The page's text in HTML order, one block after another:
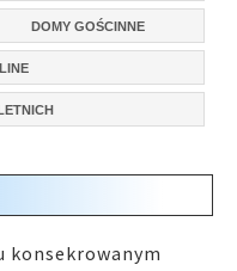
DOMY GOŚCINNE
konsekrowanym